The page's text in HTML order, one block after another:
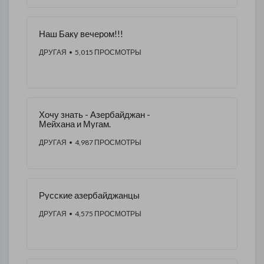
Наш Баку вечером!!!
ДРУГАЯ • 5,015 ПРОСМОТРЫ
Хочу знать - Азербайджан -
Мейхана и Мугам.
ДРУГАЯ • 4,987 ПРОСМОТРЫ
Русские азербайджанцы
ДРУГАЯ • 4,575 ПРОСМОТРЫ